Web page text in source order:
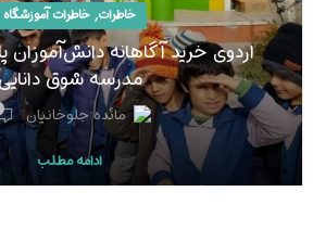
خاطرات, خاطرات آموزشگاه
اردوی خرید آگاهانه دانش‌آموزان
مدرسه شوق
مائده جلوخانیان
ادامه مطلب